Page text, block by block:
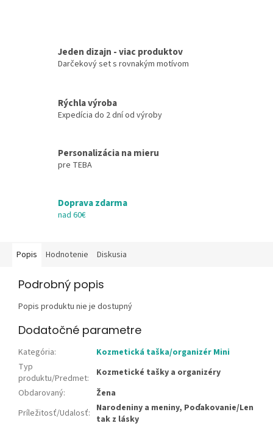
Jeden dizajn - viac produktov
Darčekový set s rovnakým motívom
Rýchla výroba
Expedícia do 2 dní od výroby
Personalizácia na mieru
pre TEBA
Doprava zdarma
nad 60€
Popis Hodnotenie Diskusia
Podrobný popis
Popis produktu nie je dostupný
Dodatočné parametre
Kategória:
Kozmetická taška/organizér Mini
Typ
produktu/Predmet:
Kozmetické tašky a organizéry
Obdarovaný:
Žena
Príležitosť/Udalosť: Narodeniny a meniny, Poďakovanie/Len
tak z lásky